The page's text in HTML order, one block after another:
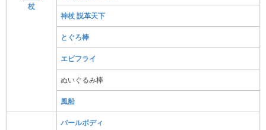
杖
神杖 説革天下
とぐろ棒
エビフライ
ぬいぐるみ棒
風船
バールボディ